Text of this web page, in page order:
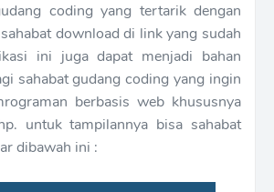
coding yang tertarik dengan
download di link yang sudah
ini juga dapat menjadi bahan
sahabat gudang coding yang ingin
berbasis web khususnya
untuk tampilannya bisa sahabat
dibawah ini :